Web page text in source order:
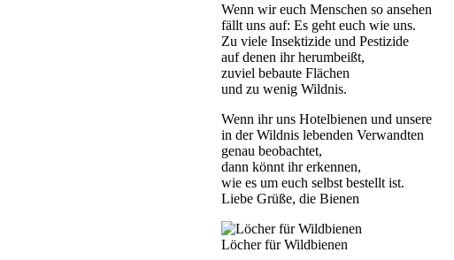
Wenn wir euch Menschen so ansehen
fällt uns auf: Es geht euch wie uns.
Zu viele Insektizide und Pestizide
auf denen ihr herumbeißt,
zuviel bebaute Flächen
und zu wenig Wildnis.
Wenn ihr uns Hotelbienen und unsere
in der Wildnis lebenden Verwandten
genau beobachtet,
dann könnt ihr erkennen,
wie es um euch selbst bestellt ist.
Liebe Grüße, die Bienen
Löcher für Wildbienen